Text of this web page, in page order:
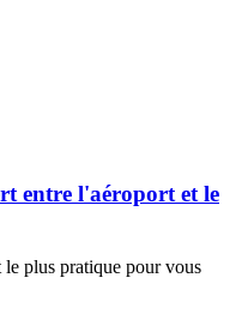
entre l'aéroport et le
plus pratique pour vous